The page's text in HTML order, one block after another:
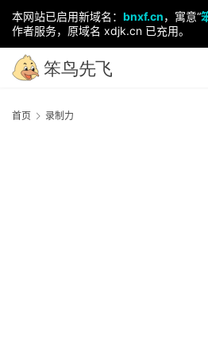
本网站已启用新域名： bnxf.cn，寓意“
作者服务，原域名 xdjk.cn 已充用。
首页 录制力